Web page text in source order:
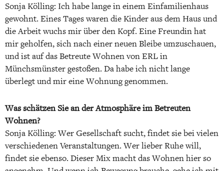
Sonja Kölling: Ich habe lange in einem Einfamilienhaus
gewohnt. Eines Tages waren die Kinder aus dem Haus und
die Arbeit wuchs mir über den Kopf. Eine Freundin hat
mir geholfen, sich nach einer neuen Bleibe umzuschauen,
und ist auf das Betreute Wohnen von ERL in
Münchsmünster gestoßen. Da habe ich nicht lange
überlegt und mir eine Wohnung genommen.
Was schätzen Sie an der Atmosphäre im Betreuten
Wohnen?
Sonja Kölling: Wer Gesellschaft sucht, findet sie bei vielen
verschiedenen Veranstaltungen. Wer lieber Ruhe will,
findet sie ebenso. Dieser Mix macht das Wohnen hier so